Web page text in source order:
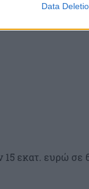
Data
εκατ. ευρώ σε